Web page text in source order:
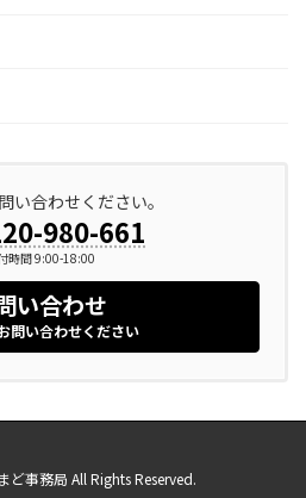
い合わせください。
980-661
時間 9:00-18:00
い合わせ
問い合わせください
事務局 All Rights Reserved.